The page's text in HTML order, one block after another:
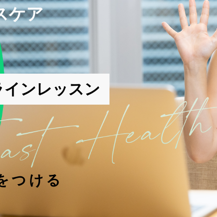
ケア
ンレッスン
つける